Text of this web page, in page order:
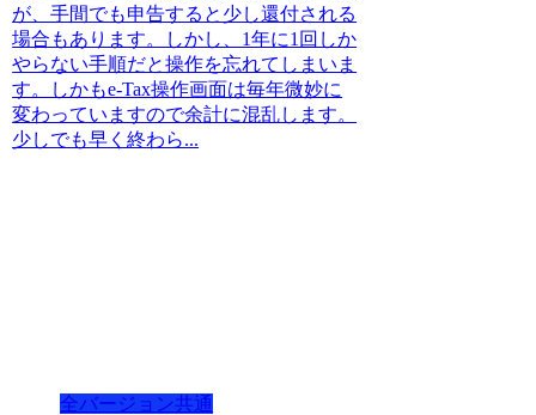
が、手間でも申告すると少し還付される
場合もあります。しかし、1年に1回しか
やらない手順だと操作を忘れてしまいま
す。しかもe-Tax操作画面は毎年微妙に
変わっていますので余計に混乱します。
少しでも早く終わら...
全バージョン共通